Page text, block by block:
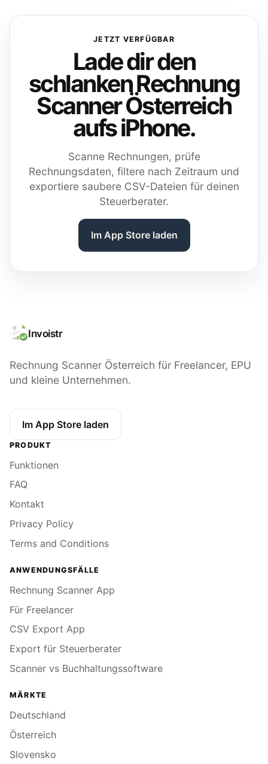
JETZT VERFÜGBAR
Lade dir den
schlanken Rechnung
Scanner Österreich
aufs iPhone.
Scanne Rechnungen, prüfe
Rechnungsdaten, filtere nach Zeitraum und
exportiere saubere CSV-Dateien für deinen
Steuerberater.
Im App Store laden
Invoistr
Rechnung Scanner Österreich für Freelancer, EPU
und kleine Unternehmen.
Im App Store laden
PRODUKT
Funktionen
FAQ
Kontakt
Privacy Policy
Terms and Conditions
ANWENDUNGSFÄLLE
Rechnung Scanner App
Für Freelancer
CSV Export App
Export für Steuerberater
Scanner vs Buchhaltungssoftware
MÄRKTE
Deutschland
Österreich
Slovensko